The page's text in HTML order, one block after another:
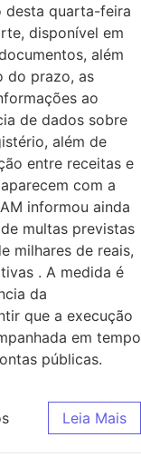
desta quarta-feira
disponível em
além
do prazo, as
ao
de dados sobre
além de
entre receitas e
com a
informou ainda
multas previstas
milhares de reais,
. A medida é
da
que a execução
em tempo
públicas.
Leia Mais